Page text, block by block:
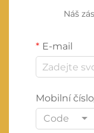
Náš
E-mail
Mobilní
Code